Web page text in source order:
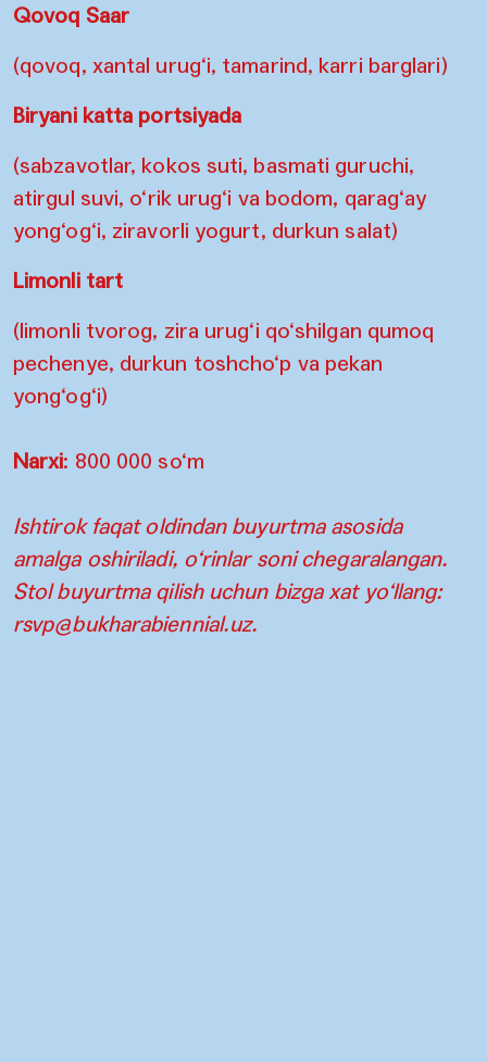
Qovoq Saar
(qovoq, xantal urug‘i, tamarind, karri barglari)
Biryani katta portsiyada
(sabzavotlar, kokos suti, basmati guruchi,
atirgul suvi, o‘rik urug‘i va bodom, qarag‘ay
yong‘og‘i, ziravorli yogurt, durkun salat)
Limonli tart
(limonli tvorog, zira urug‘i qo‘shilgan qumoq
pechenye, durkun toshcho‘p va pekan
yong‘og‘i)
Narxi: 800 000 so‘m
Ishtirok faqat oldindan buyurtma asosida
amalga oshiriladi, o‘rinlar soni chegaralangan.
Stol buyurtma qilish uchun bizga xat yo‘llang:
rsvp@bukharabiennial.uz.